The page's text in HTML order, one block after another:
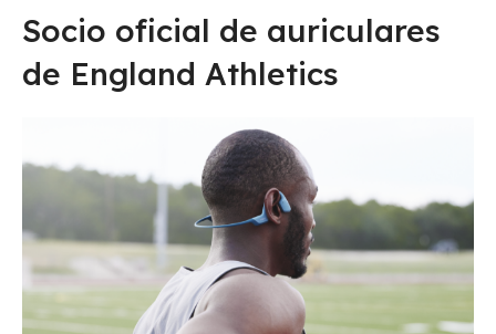
Socio oficial de auriculares
de England Athletics